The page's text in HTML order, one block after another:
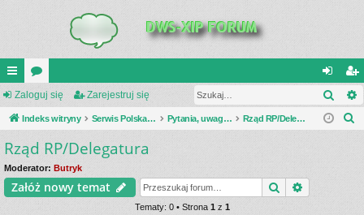
UI
C
K
_L
IN
or
a
al
og
ar
ej
Zaloguj się Zarejestruj się
Indeks witryny Serwis Polska Podziemna Pytania, uwagi, dyskusje Rząd RP/Delegatura
Rząd RP/Delegatura
Moderator: Butryk
Załóż nowy temat Szukaj
Tematy: 0 • Strona 1 z 1